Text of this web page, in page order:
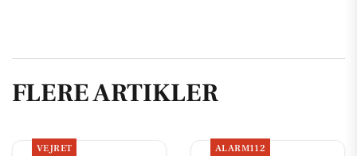
FLERE ARTIKLER
VEJRET ALARM112